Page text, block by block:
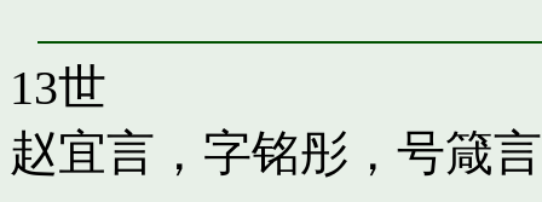
13世
赵宜言，字铭彤，号箴言